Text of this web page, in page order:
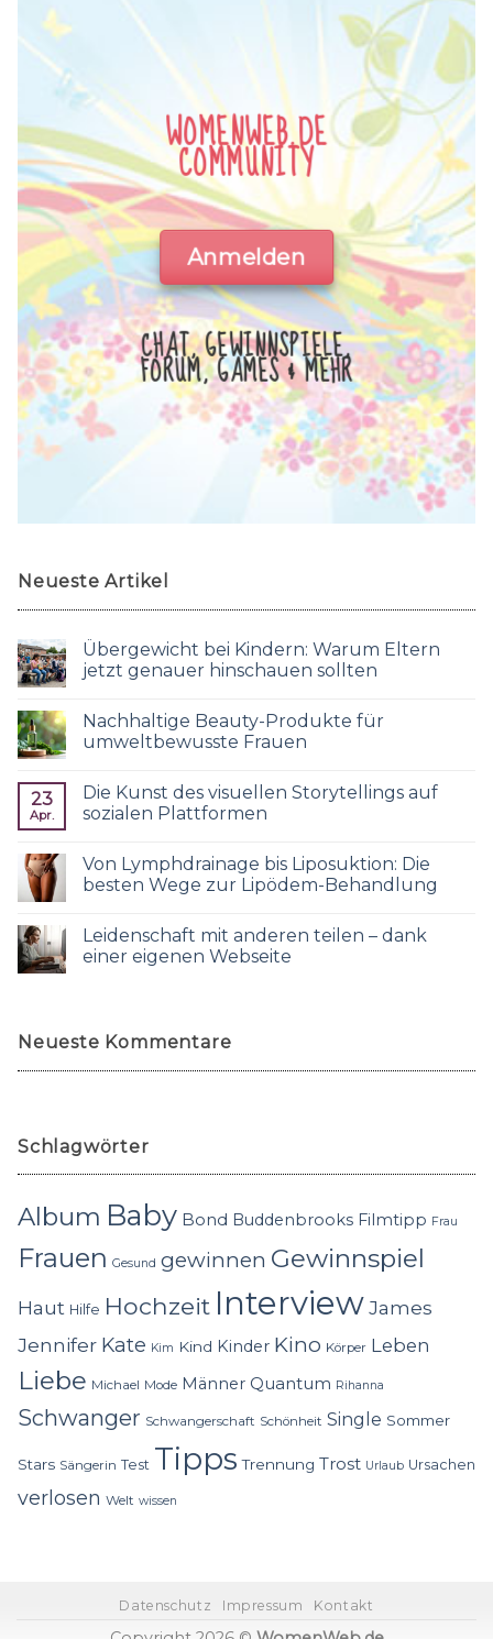
WOMENWEB.DE
COMMUNITY
Anmelden
CHAT, GEWINNSPIELE,
FORUM, GAMES & MEHR
Neueste Artikel
Übergewicht bei Kindern: Warum Eltern
jetzt genauer hinschauen sollten
Nachhaltige Beauty-Produkte für
umweltbewusste Frauen
23
Apr.
Die Kunst des visuellen Storytellings auf
sozialen Plattformen
Von Lymphdrainage bis Liposuktion: Die
besten Wege zur Lipödem-Behandlung
Leidenschaft mit anderen teilen – dank
einer eigenen Webseite
Neueste Kommentare
Schlagwörter
Album Baby Bond Buddenbrooks Filmtipp Frau
Frauen Gesund gewinnen Gewinnspiel
Haut Hilfe Hochzeit InterviewJames
Jennifer Kate Kim Kind Kinder Kino Körper Leben
Liebe Michael Mode Männer Quantum Rihanna
Schwanger Schwangerschaft Schönheit Single Sommer
Stars Sängerin Test Tipps Trennung Trost Urlaub Ursachen
verlosen Welt wissen
Datenschutz Impressum Kontakt